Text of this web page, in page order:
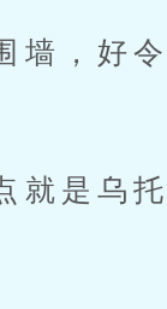
，好令
是乌托